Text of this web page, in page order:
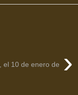
›
el 10 de enero de